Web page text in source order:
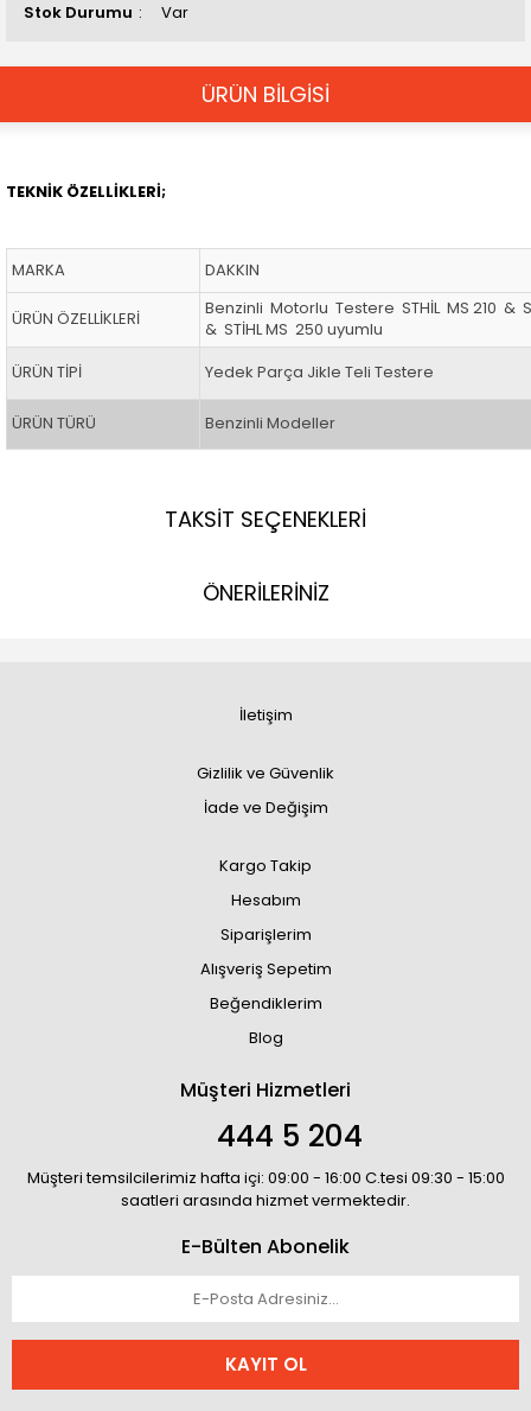
Stok Durumu Var
ÜRÜN BİLGİSİ
TEKNİK ÖZELLİKLERİ;
MARKA DAKKIN
ÜRÜN ÖZELLİKLERİ
Benzinli Motorlu Testere STHİL MS 210 &
& STİHL MS 250 uyumlu
ÜRÜN TİPİ
Yedek Parça Jikle Teli Testere
ÜRÜN TÜRÜ Benzinli Modeller
TAKSİT SEÇENEKLERİ
ÖNERİLERİNİZ
İletişim
Gizlilik ve Güvenlik
İade ve Değişim
Kargo Takip
Hesabım
Siparişlerim
Alışveriş Sepetim
Beğendiklerim
Blog
Müşteri Hizmetleri
444 5 204
Müşteri temsilcilerimiz hafta içi: 09:00 - 16:00 C.tesi 09:30 - 15:00
saatleri arasında hizmet vermektedir.
E-Bülten Abonelik
KAYIT OL